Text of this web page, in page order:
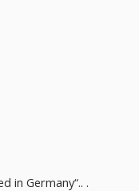
in Germany“.. .